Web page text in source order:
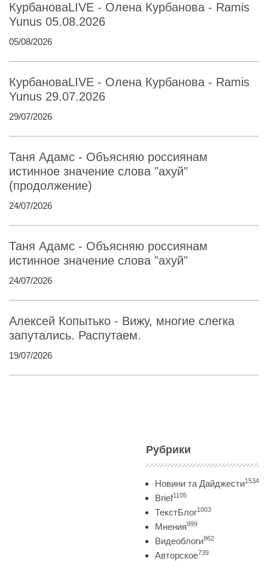
КурбановаLIVE - Олена Курбанова - Ramis
Yunus 05.08.2026
05/08/2026
КурбановаLIVE - Олена Курбанова - Ramis
Yunus 29.07.2026
29/07/2026
Таня Адамс - Объясняю россиянам
истинное значение слова "ахуй"
(продолжение)
24/07/2026
Таня Адамс - Объясняю россиянам
истинное значение слова "ахуй"
24/07/2026
Алексей Копытько - Вижу, многие слегка
запутались. Распутаем.
19/07/2026
Рубрики
Новини та Дайджести1534
Brief1105
ТекстБлог1003
Мнения999
Видеоблоги962
Авторское739